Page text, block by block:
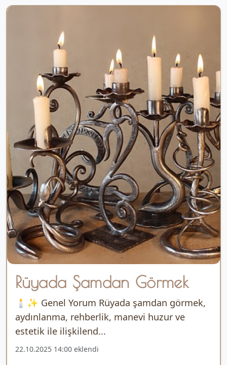
Rüyada Şamdan Görmek
🕯️✨ Genel Yorum Rüyada şamdan görmek,
aydınlanma, rehberlik, manevi huzur ve
estetik ile ilişkilend...
22.10.2025 14:00 eklendi